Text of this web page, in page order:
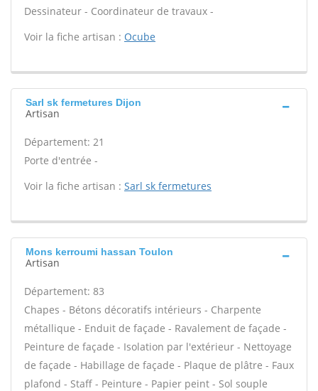
Dessinateur - Coordinateur de travaux -
Voir la fiche artisan : Ocube
Sarl sk fermetures Dijon
Artisan
Département: 21
Porte d'entrée -
Voir la fiche artisan : Sarl sk fermetures
Mons kerroumi hassan Toulon
Artisan
Département: 83
Chapes - Bétons décoratifs intérieurs - Charpente
métallique - Enduit de façade - Ravalement de façade -
Peinture de façade - Isolation par l'extérieur - Nettoyage
de façade - Habillage de façade - Plaque de plâtre - Faux
plafond - Staff - Peinture - Papier peint - Sol souple